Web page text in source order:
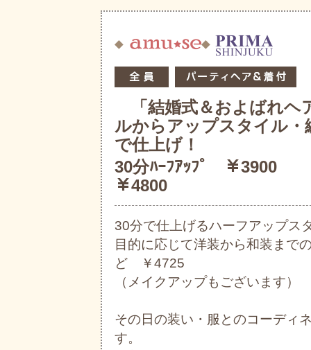
「結婚式＆およばれヘ
ルからアップスタイル・
で仕上げ！
30分ﾊｰﾌｱｯﾌﾟ ￥3900 ﾌ
￥4800
30分で仕上げるハーフアップ
目的に応じて洋装から和装まで
ど ￥4725
（メイクアップもございま
その日の装い・服とのコーディ
す。